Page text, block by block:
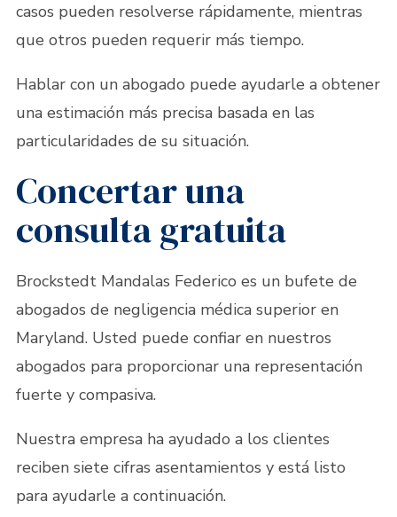
casos pueden resolverse rápidamente, mientras
que otros pueden requerir más tiempo.
Hablar con un abogado puede ayudarle a obtener
una estimación más precisa basada en las
particularidades de su situación.
Concertar una
consulta gratuita
Brockstedt Mandalas Federico es un bufete de
abogados de negligencia médica superior en
Maryland. Usted puede confiar en nuestros
abogados para proporcionar una representación
fuerte y compasiva.
Nuestra empresa ha ayudado a los clientes
reciben siete cifras asentamientos y está listo
para ayudarle a continuación.